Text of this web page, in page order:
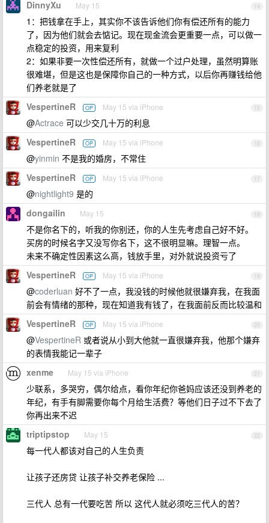
14
DinnyXu May 15
1：把钱拿在手上，其实你不该告诉他们你有偿还所有的能力
了，因为他们就会去惦记。现在现金流会更重要一点，可以做一
点稳定的投资，用来复利
2：如果非要一次性偿还所有，就做一个过户处理，虽然明算账
很难堪，但是这也是保障你自己的一种方式，以后你再赚钱给他
们养老就是了
15
VespertineR OP May 15 via iPhone
@Actrace 可以少交几十万的利息
16
VespertineR OP May 15 via iPhone
@yinmin 不是我的婚房，不常住
17
VespertineR OP May 15 via iPhone
@nightlight9 是的
18
dongailin May 15
不是你名下的，听我的你别还，你的人生先考虑自己好不好。
买房的时候名字又没写你名下，这不很明显嘛。理智一点。
未来不确定性因素这么高，钱放手里，对外就说投资亏了
19
VespertineR OP May 15 via iPhone
@coderluan 好不了一点，我没钱的时候他就很嫌弃我，在我面
前会有情绪的那种，现在知道我有钱了，在我面前反而比较温和
20
VespertineR OP May 15 via iPhone
@VespertineR 或者说从小到大他就一直很嫌弃我，他那个嫌弃
的表情我能记一辈子
21
xenme May 15 via iPhone
少联系，多哭穷，偶尔给点，看你年纪你爸妈应该还没到养老的
年纪，有手有脚需要你每个月给生活费？等他们日子过不下去了
你再出来不迟
22
triptipstop May 15
每一代人都该对自己的人生负责
让孩子还房贷 让孩子补交养老保险 ...
三代人 总有一代要吃苦 所以 这代人就必须吃三代人的苦？